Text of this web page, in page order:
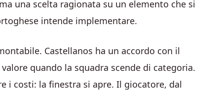
una scelta ragionata su un elemento che si
intende implementare.
Castellanos ha un accordo con il
quando la squadra scende di categoria.
i costi: la finestra si apre. Il giocatore, dal